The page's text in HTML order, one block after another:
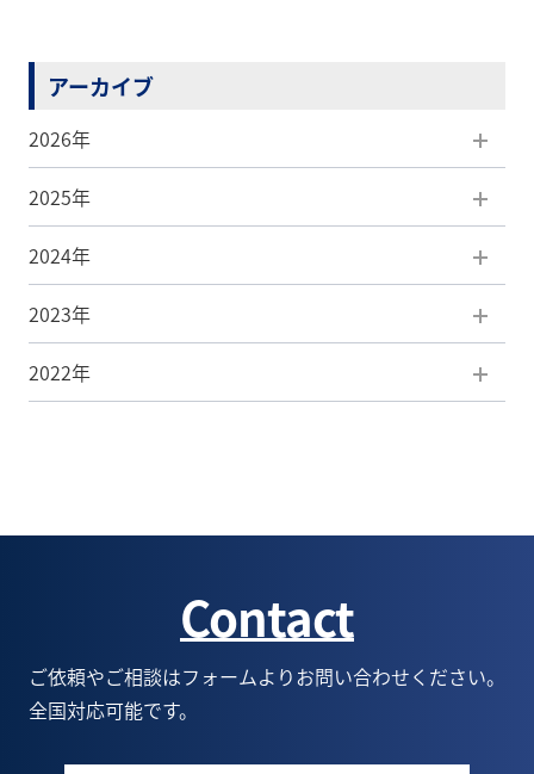
アーカイブ
2026年
8月(1)
7月(5)
6月(5)
5月(5)
2025年
12月(5)
11月(7)
10月(5)
5月(9)
4月(8)
2024年
12月(3)
11月(4)
6月(6)
5月(6)
2023年
12月(3)
7月(6)
6月(9)
2022年
5月(1)
1月(1)
Contact
ご依頼やご相談はフォームよりお問い合わせください。
全国対応可能です。